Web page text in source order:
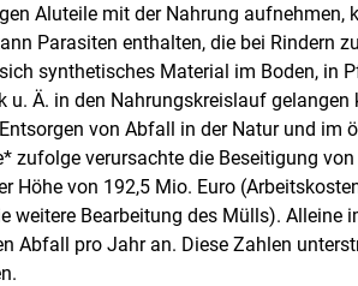
Aluteile mit der Nahrung aufnehmen,
Parasiten enthalten, die bei Rindern
synthetisches Material im Boden, in
u. Ä. in den Nahrungskreislauf gelangen
von Abfall in der Natur und im
zufolge verursachte die Beseitigung
Höhe von 192,5 Mio. Euro
weitere Bearbeitung des Mülls). Alleine
Abfall pro Jahr an. Diese Zahlen